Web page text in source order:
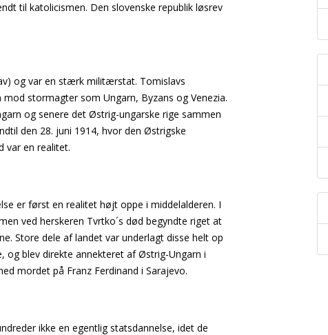
til katolicismen. Den slovenske republik løsrev
og var en stærk militærstat. Tomislavs
stormagter som Ungarn, Byzans og Venezia.
og senere det Østrig-ungarske rige sammen
den 28. juni 1914, hvor den Østrigske
var en realitet.
er først en realitet højt oppe i middelalderen. I
ved herskeren Tvrtko´s død begyndte riget at
Store dele af landet var underlagt disse helt op
og blev direkte annekteret af Østrig-Ungarn i
mordet på Franz Ferdinand i Sarajevo.
ikke en egentlig statsdannelse, idet de